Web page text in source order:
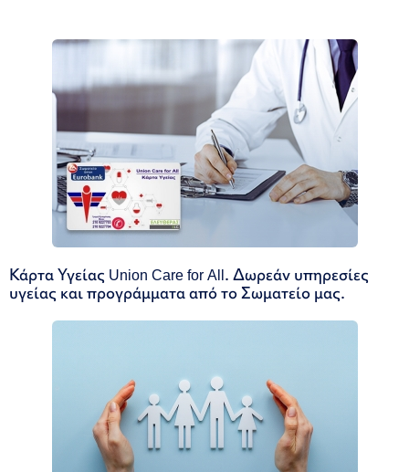
Κάρτα Υγείας Union Care for All. Δωρεάν υπηρεσίες
υγείας και προγράμματα από το Σωματείο μας.